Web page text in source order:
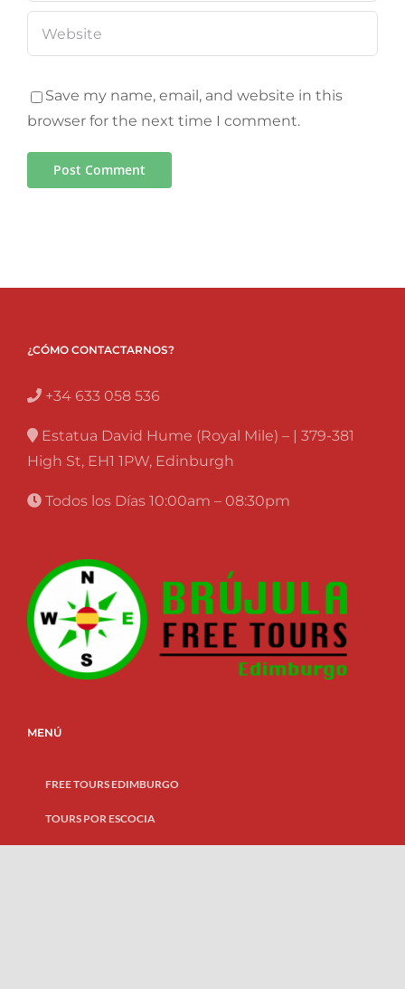
Save my name, email, and website in this
browser for the next time I comment.
¿CÓMO CONTACTARNOS?
+34 633 058 536
Estatua David Hume (Royal Mile) – | 379-381
High St, EH1 1PW, Edinburgh
Todos los Días 10:00am – 08:30pm
MENÚ
FREE TOURS EDIMBURGO
TOURS POR ESCOCIA